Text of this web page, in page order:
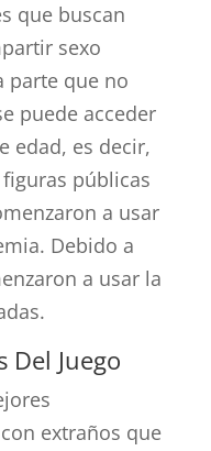
que buscan
sexo
parte que no
puede acceder
edad, es decir,
públicas
a usar
Debido a
a usar la
Del Juego
extraños que